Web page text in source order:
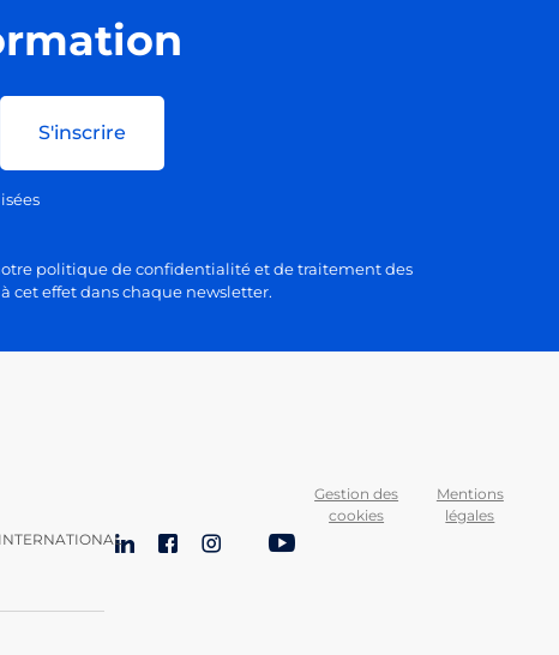
S'inscrire
politique de confidentialité et de traitement des
cet effet dans chaque newsletter.
INTERNATIONAL LinkedInFacebook
Instagram
BlueskyYouTube
Gestion des
cookies
Mentions
légales